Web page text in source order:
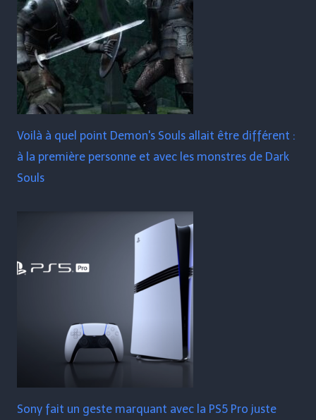
Voilà à quel point Demon's Souls allait être différent :
à la première personne et avec les monstres de Dark
Souls
Sony fait un geste marquant avec la PS5 Pro juste